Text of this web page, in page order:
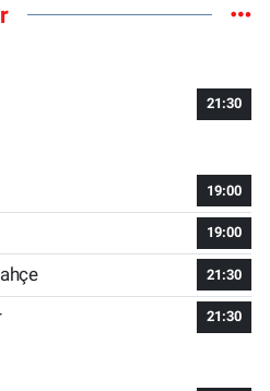
21:30
19:00
19:00
21:30
21:30